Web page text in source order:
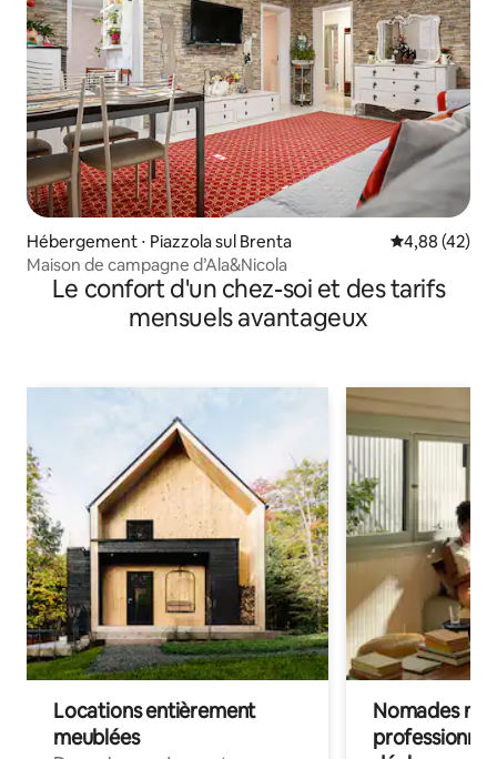
Hébergement ⋅ Piazzola sul Brenta Évaluation
4,88 (42)
Maison de campagne d’Ala&Nicola
Le confort d'un chez-soi et des tarifs
mensuels avantageux
Locations entièrement
meublées
Nomades